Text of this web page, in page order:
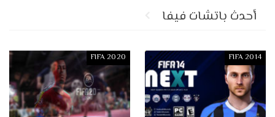
أحدث باتشات فيفا
FIFA 2014
FIFA 2020